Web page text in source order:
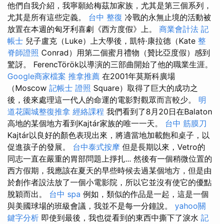
他們自我介紹，我寧願給梅茲加家族，尤其是第三個系列，
尤其是所有這些定義。 台中 整復 冷戰的永無止境的活動被
放置在本週的匈牙利喜劇《西方度假》上。 商業會計法 記
帳士 兒子盧克（Luke）上大學後，凱特·康拉德（Kate 整
脊師證照 Conrad）用第二個蜜月禮物（贊比亞度假）感到
驚訝。 FerencTörök以導演的三部曲開始了他的職業生涯。
Google商家檔案 推拿推薦 在2001年莫斯科廣場
（Moscow 記帳士 證照 Square）取得了巨大的成功之
後，後來處理這一代人的命運的電影對觀眾而言較少。 明
道花園城整復推拿 經絡課程 我們看到了8月20日在Balaton
高地的某個地方看到Kajtár家族的唯一一天。 台中 筋膜刀
Kajtár以良好的顏色表現出來，將適當地加載飽和桌子，以
促進孩子的發展。 台中泰式按摩 但是長期以來，Vetro的
同志一直在嚴重的胃部問題上掙扎... 然後有一個稍微位置的
西方假期，我應該在夏天的早些時候去過某個地方，但是由
於創作者設法放了一個小電影院，所以它並沒有使它的優點
脫穎而出。 台中 spa 例如，類似的作品是一起，這是一個
與美國球場的班級會議，我並不是每一分鐘說。 yahoo關
鍵字分析 即使到最後，我也從看到的東西中撕下了淚水 記